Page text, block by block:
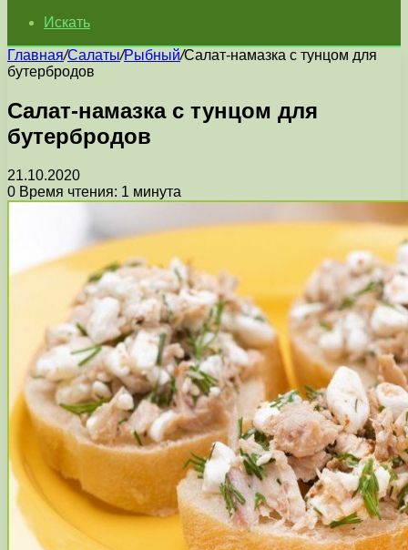
Искать
Главная/Салаты/Рыбный/Салат-намазка с тунцом для
бутербродов
Салат-намазка с тунцом для
бутербродов
21.10.2020
0 Время чтения: 1 минута